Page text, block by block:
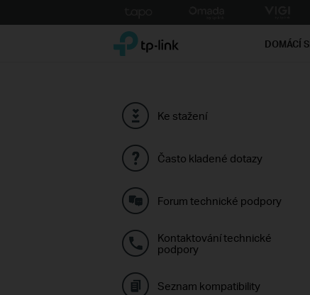
to
TP-Link, Reliably Smart DOMÁCÍ
Ke stažení
Často kladené dotazy
Forum technické podpory
Kontaktování technické
podpory
Seznam kompatibility